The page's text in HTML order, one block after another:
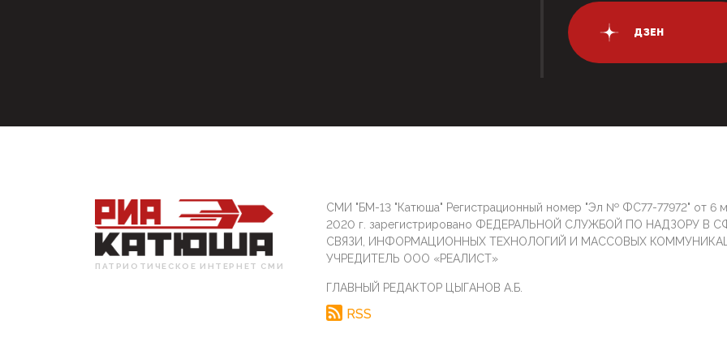
ДЗЕН
ПАТРИОТИЧЕСКОЕ ИНТЕРНЕТ СМИ
СМИ "БМ-13 "Катюша" Регистрационный номер "Эл № ФС77-77972" от 6
2020 г. зарегистрировано ФЕДЕРАЛЬНОЙ СЛУЖБОЙ ПО НАДЗОРУ В
СВЯЗИ, ИНФОРМАЦИОННЫХ ТЕХНОЛОГИЙ И МАССОВЫХ
УЧРЕДИТЕЛЬ ООО «РЕАЛИСТ»
ГЛАВНЫЙ РЕДАКТОР ЦЫГАНОВ А.Б.
RSS